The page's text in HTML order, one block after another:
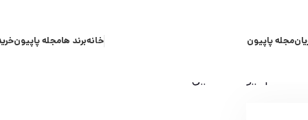
مجله پاپیون خانهبرند هامجله پاپیون